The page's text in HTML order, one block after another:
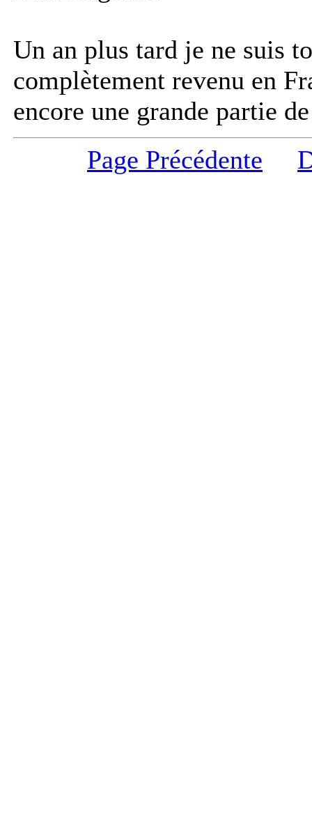
Un an plus tard je ne suis
complètement revenu en
encore une grande partie
Page Précédente